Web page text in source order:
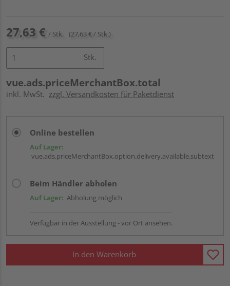
27,63 € / Stk. (27,63 € / Stk.)
Stk.
vue.ads.priceMerchantBox.total
inkl. MwSt. zzgl. Versandkosten für Paketdienst
Online bestellen
Auf Lager:
vue.ads.priceMerchantBox.option.delivery.available.subtext
Beim Händler abholen
Auf Lager: Abholung möglich
Verfügbar in der Ausstellung - vor Ort ansehen.
In den Warenkorb